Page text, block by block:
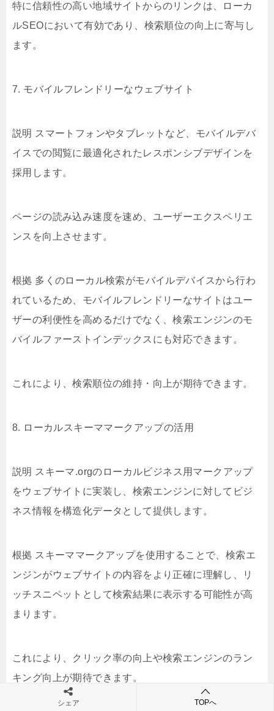
特に信頼性の高い地域サイトからのリンクは、ローカ
ルSEOにおいて有効であり、検索順位の向上に寄与し
ます。
7. モバイルフレンドリーなウェブサイト
説明 スマートフォンやタブレットなど、モバイルデバ
イスでの閲覧に最適化されたレスポンシブデザインを
採用します。
ページの読み込み速度を速め、ユーザーエクスペリエ
ンスを向上させます。
根拠 多くのローカル検索がモバイルデバイスから行わ
れているため、モバイルフレンドリーなサイトはユー
ザーの利便性を高めるだけでなく、検索エンジンのモ
バイルファーストインデックスにも対応できます。
これにより、検索順位の維持・向上が期待できます。
8. ローカルスキーママークアップの活用
説明 スキーマ.orgのローカルビジネス用マークアップ
をウェブサイトに実装し、検索エンジンに対してビジ
ネス情報を構造化データとして提供します。
根拠 スキーママークアップを使用することで、検索エ
ンジンがウェブサイトの内容をより正確に理解し、リ
ッチスニペットとして検索結果に表示する可能性が高
まります。
これにより、クリック率の向上や検索エンジンのラン
キング向上が期待できます。
シェア TOPへ